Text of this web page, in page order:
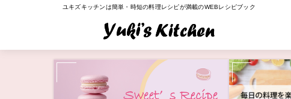
ユキズキッチンは簡単・時短の料理レシピが満載のWEBレシピブック